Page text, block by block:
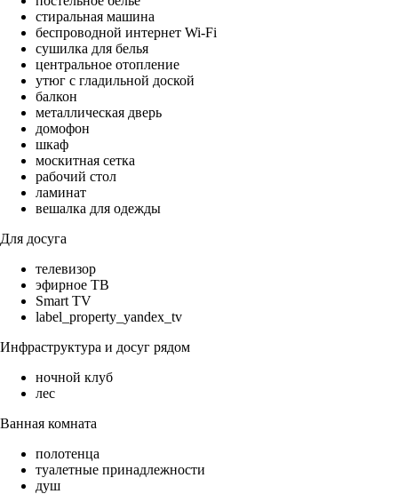
стиральная машина
беспроводной интернет Wi-Fi
сушилка для белья
центральное отопление
утюг с гладильной доской
балкон
металлическая дверь
домофон
шкаф
москитная сетка
рабочий стол
ламинат
вешалка для одежды
Для досуга
телевизор
эфирное ТВ
Smart TV
label_property_yandex_tv
Инфраструктура и досуг рядом
ночной клуб
лес
Ванная комната
полотенца
туалетные принадлежности
душ